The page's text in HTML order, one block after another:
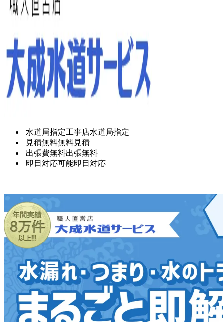
水道局指定工事店水道局指定
見積無料無料見積
出張費無料出張無料
即日対応可能即日対応